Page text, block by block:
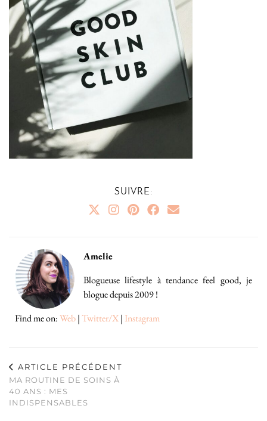
SUIVRE:
Amelie
Blogueuse lifestyle à tendance feel good, je
blogue depuis 2009 !
Find me on:Web|Twitter/X| Instagram
ARTICLE PRÉCÉDENT
MA ROUTINE DE SOINS À
40 ANS : MES
INDISPENSABLES